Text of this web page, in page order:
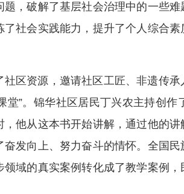
，破解了基层社会治理中的一些难
社会实践能力，提升了个人综合素
区资源，邀请社区工匠、非遗传承
堂”。锦华社区居民丁兴农主持创作
他从这本书开始讲解，通过他的讲
发向上、努力奋斗的情怀。全国民
域的真实案例转化成了教学案例，